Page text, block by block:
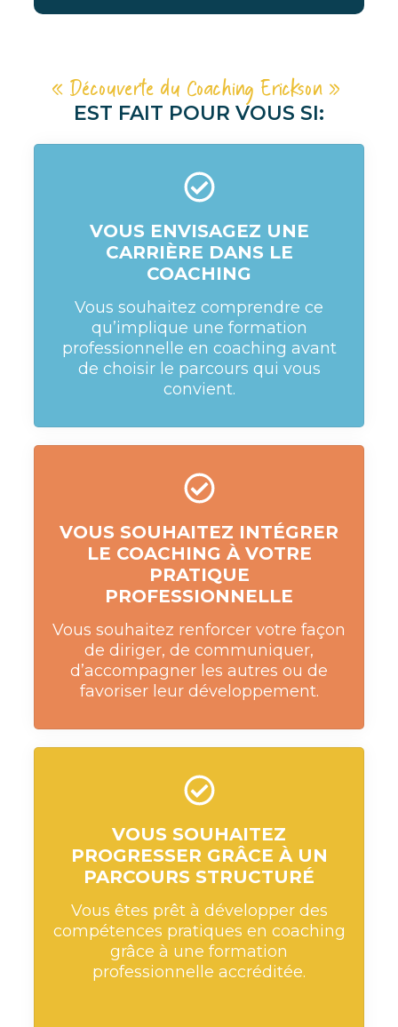
« Découverte du Coaching Erickson »
EST FAIT POUR VOUS SI:
VOUS ENVISAGEZ UNE
CARRIÈRE DANS LE
COACHING
Vous souhaitez comprendre ce
qu’implique une formation
professionnelle en coaching avant
de choisir le parcours qui vous
convient.
VOUS SOUHAITEZ INTÉGRER
LE COACHING À VOTRE
PRATIQUE
PROFESSIONNELLE
Vous souhaitez renforcer votre façon
de diriger, de communiquer,
d’accompagner les autres ou de
favoriser leur développement.
VOUS SOUHAITEZ
PROGRESSER GRÂCE À UN
PARCOURS STRUCTURÉ
Vous êtes prêt à développer des
compétences pratiques en coaching
grâce à une formation
professionnelle accréditée.